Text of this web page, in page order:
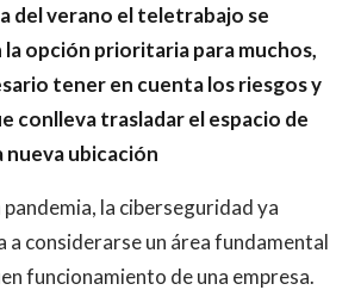
del verano el teletrabajo se
opción prioritaria para muchos,
tener en cuenta los riesgos y
conlleva trasladar el espacio de
nueva ubicación
pandemia, la ciberseguridad ya
a considerarse un área fundamental
funcionamiento de una empresa.